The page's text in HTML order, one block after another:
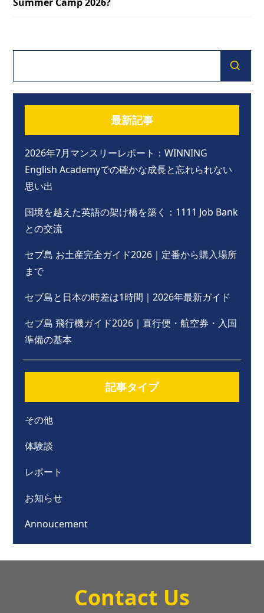
最新記事
2026年7月マンスリーレポート：WINNING
English Academyでの確かな成長と忘れられない
思い出
国境を越えた英語の架け橋を築く：1111 Job Bank
との交流
セブ島 お土産完全ガイド2026｜定番から購入場所
まで
セブ島と日本の時差は1時間｜2026年最新ガイド
セブ島 飛行機ガイド2026｜直行便・航空券・入国
準備の基本
記事タイプ
その他
体験談
レポート
お知らせ
Annoucement
Contact Us